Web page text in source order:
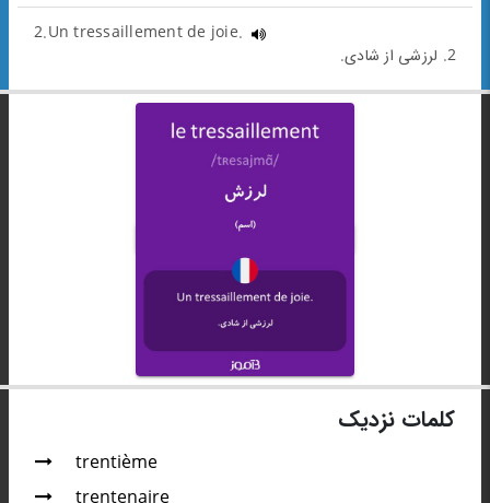
2.Un tressaillement de joie.
2. لرزشی از شادی.
کلمات نزدیک
trentième